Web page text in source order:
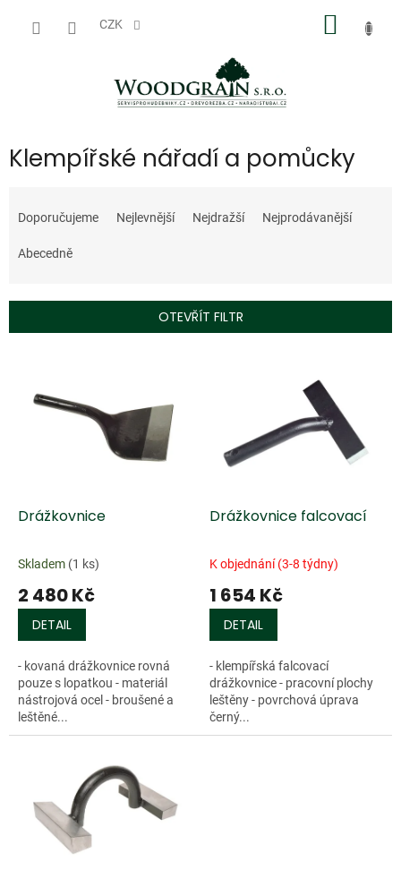
CZK
Klempířské nářadí a pomůcky
a
e
í
r
Doporučujeme Nejlevnější Nejdražší Nejprodávanější
Abecedně
OTEVŘÍT FILTR
dDrážkovnice
Skladem (1 ks)
2 480 Kč
DETAIL
- kovaná drážkovnice rovná
pouze s lopatkou - materiál
nástrojová ocel - broušené a
leštěné...
Drážkovnice falcovací
K objednání (3-8 týdny)
1 654 Kč
DETAIL
- klempířská falcovací
drážkovnice - pracovní plochy
leštěny - povrchová úprava
černý...